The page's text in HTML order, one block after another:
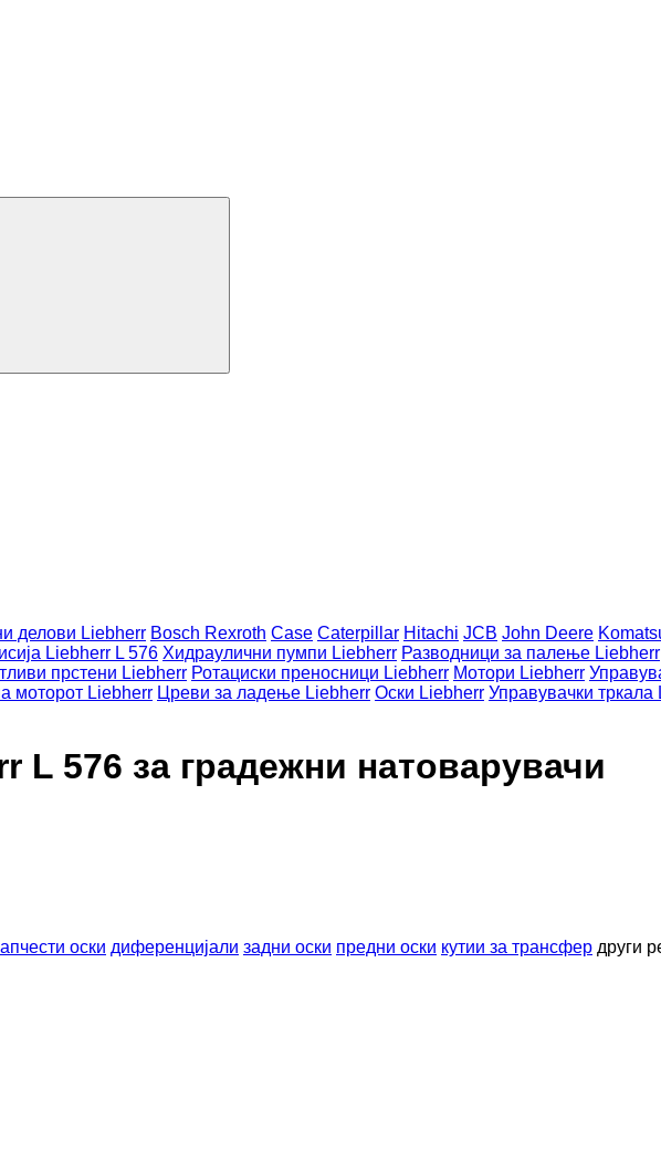
делови Liebherr Bosch Rexroth Case Caterpillar Hitachi JCB John Deere
Liebherr L 576 Хидраулични пумпи Liebherr Разводници за палење Liebherr
прстени Liebherr Ротациски преносници Liebherr Мотори Liebherr
моторот Liebherr Цреви за ладење Liebherr Оски Liebherr Управувачки тркала
L 576 за градежни натоварувачи
оски диференцијали задни оски предни оски кутии за трансфер други